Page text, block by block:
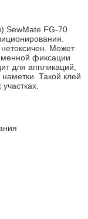
SewMate FG-70
нетоксичен. Может
фиксации
для аппликаций,
Такой клей